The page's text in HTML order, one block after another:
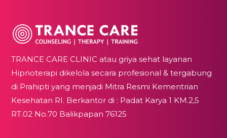
TRANCE CARE CLINIC atau griya sehat layanan
Hipnoterapi dikelola secara profesional & tergabung
di Prahipti yang menjadi Mitra Resmi Kementrian
Kesehatan RI. Berkantor di : Padat Karya 1 KM.2,5
RT.02 No.70 Balikpapan 76125